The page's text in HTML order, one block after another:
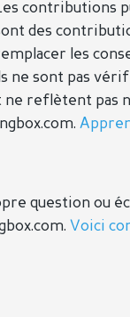
contributions
des
les
ne sont pas
ne reflètent pas
question ou
Voici